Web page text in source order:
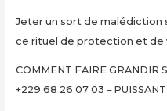
Jeter un sort de malédiction
ce rituel de protection et de
COMMENT FAIRE GRANDIR
+229 68 26 07 03 –